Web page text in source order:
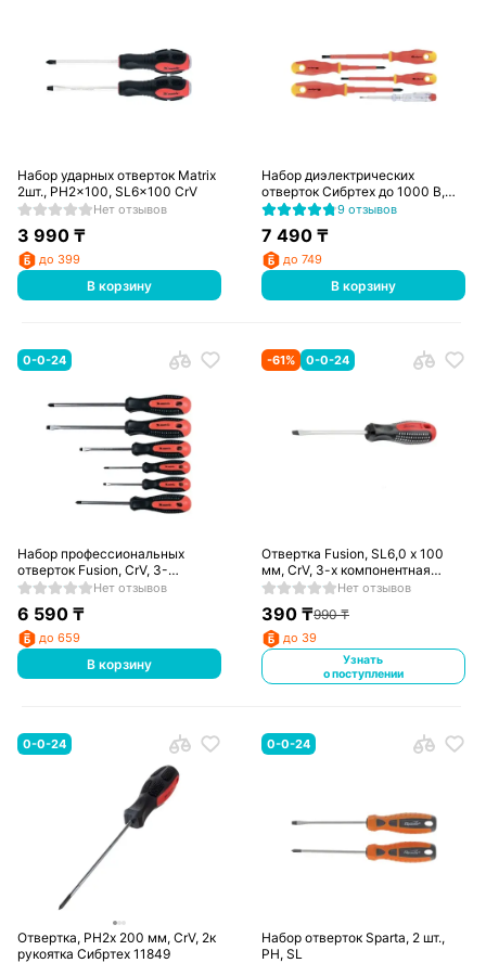
Набор ударных отверток Matrix
2шт., PH2x100, SL6x100 CrV
Нет отзывов
3 990₸
до 399
В корзину
Набор диэлектрических
отверток Сибртех до 1000 В,
тестер, CrV, двухкомпонентные
9 отзывов
7 490 ₸
до 749
В корзину
0-0-24
Набор профессиональных
отверток Fusion, CrV, 3-
компонентная рукоятка antislip,
Нет отзывов
6 590₸
до 659
В корзину
-61% 0-0-24
Отвертка Fusion, SL6,0 х 100
мм, CrV, 3-х компонентная
рукоятка anti slip// Matrix
Нет отзывов
390 ₸990₸
до 39
Узнать
о поступлении
0-0-24
Отвертка, PH2х 200 мм, CrV, 2к
рукоятка Сибртех 11849
0-0-24
Набор отверток Sparta, 2 шт.,
PH, SL